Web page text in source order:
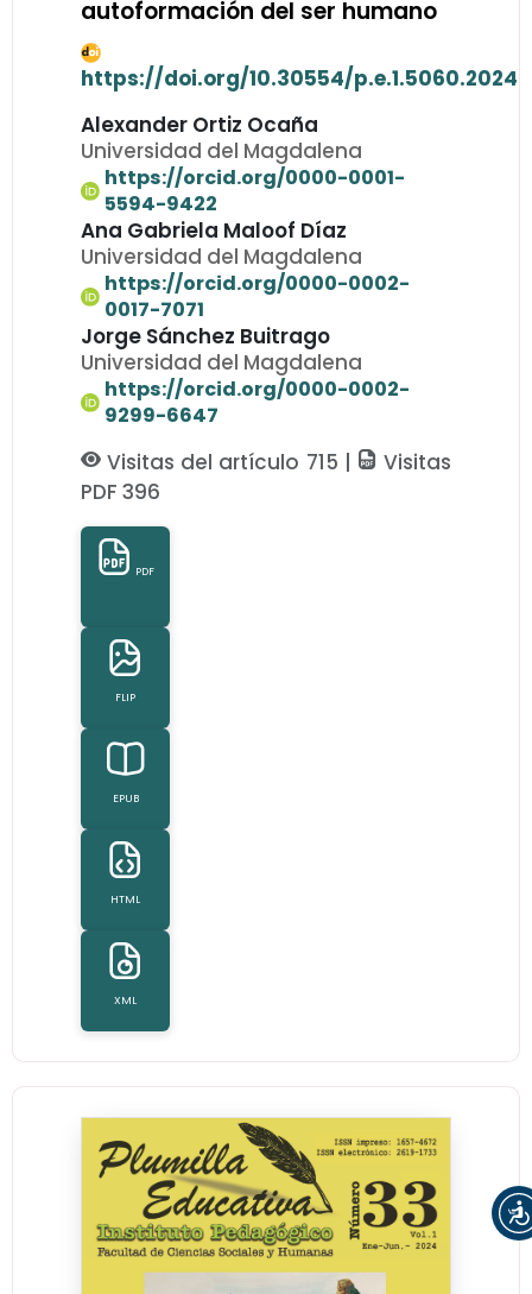
autoformación del ser humano
https://doi.org/10.30554/p.e.1.5060.2024
Alexander Ortiz Ocaña
Universidad del Magdalena
https://orcid.org/0000-0001-
5594-9422
Ana Gabriela Maloof Díaz
Universidad del Magdalena
https://orcid.org/0000-0002-
0017-7071
Jorge Sánchez Buitrago
Universidad del Magdalena
https://orcid.org/0000-0002-
9299-6647
Visitas del artículo 715 |
Visitas
PDF 396
PDF
FLIP
EPUB
HTML
XML